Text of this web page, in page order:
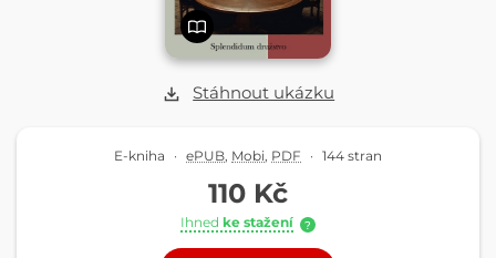
Stáhnout ukázku
E-kniha · ePUB Mobi PDF · 144 stran
110 Kč
Ihned ke stažení ?